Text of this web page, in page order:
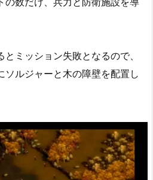
ミッション失敗となるので、
ソルジャーと木の障壁を配置し